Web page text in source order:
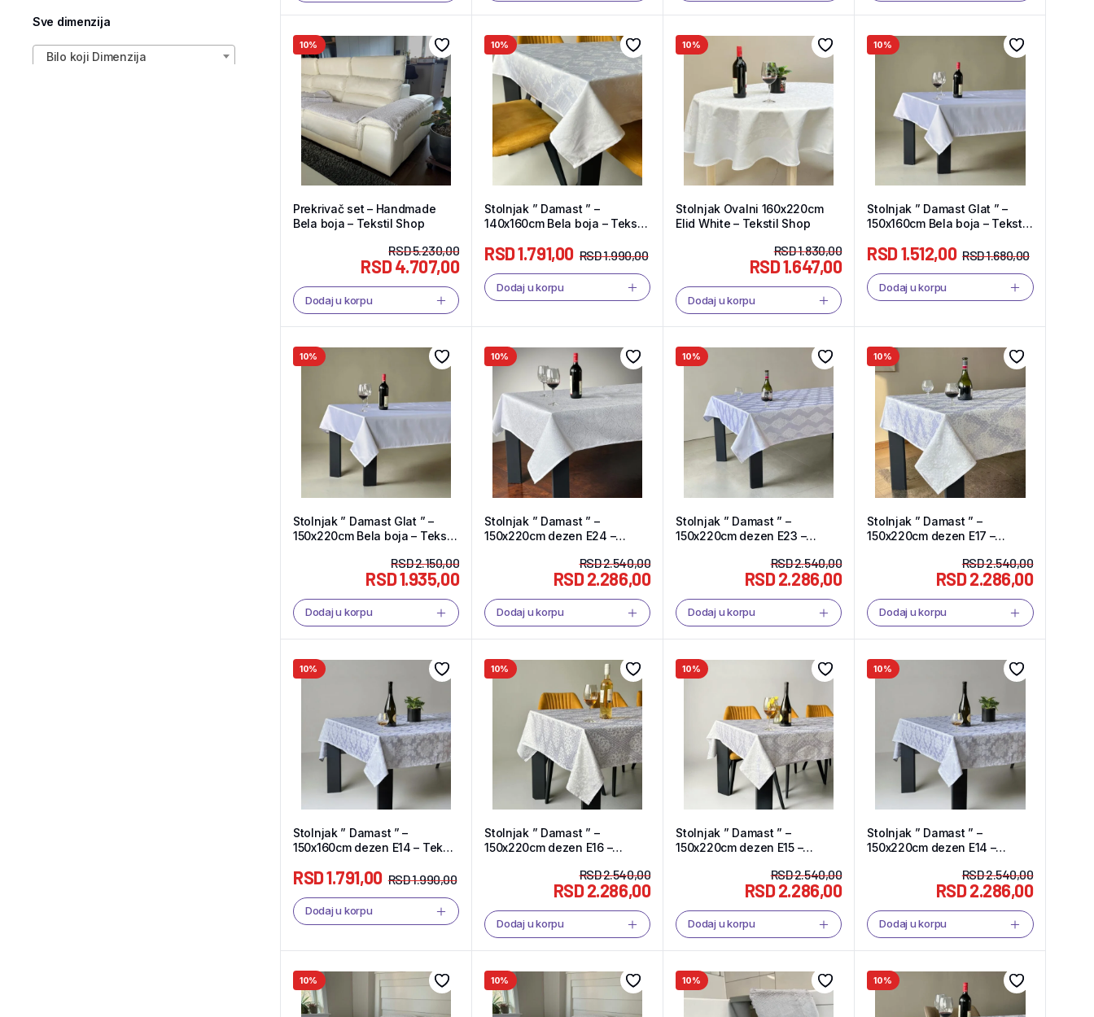
10%
Prekrivač set – Handmade
Bela boja – Tekstil Shop
RSD5.230,00
RSD4.707,00
Dodaj u korpu
10%
Stolnjak ” Damast ” –
140x160cm Bela boja – Tekstil
RSD1.990,00
RSD1.791,00
Dodaj u korpu
10%
Stolnjak Ovalni 160x220cm
Elid White – Tekstil Shop
RSD1.830,00
RSD1.647,00
Dodaj u korpu
10%
Stolnjak ” Damast Glat ” –
150x160cm Bela boja – Tekstil
RSD1.680,00
RSD1.512,00
Dodaj u korpu
10%
Stolnjak ” Damast Glat ” –
150x220cm Bela boja – Tekstil
RSD2.150,00
RSD1.935,00
Dodaj u korpu
10%
Stolnjak ” Damast ” –
150x220cm dezen E24 –
RSD2.540,00
RSD2.286,00
Dodaj u korpu
10%
Stolnjak ” Damast ” –
150x220cm dezen E23 –
RSD2.540,00
RSD2.286,00
Dodaj u korpu
10%
Stolnjak ” Damast ” –
150x220cm dezen E17 –
RSD2.540,00
RSD2.286,00
Dodaj u korpu
10%
Stolnjak ” Damast ” –
150x160cm dezen E14 – Tekstil
RSD1.990,00
RSD1.791,00
Dodaj u korpu
10%
Stolnjak ” Damast ” –
150x220cm dezen E16 –
RSD2.540,00
RSD2.286,00
Dodaj u korpu
10%
Stolnjak ” Damast ” –
150x220cm dezen E15 –
RSD2.540,00
RSD2.286,00
Dodaj u korpu
10%
Stolnjak ” Damast ” –
150x220cm dezen E14 –
RSD2.540,00
RSD2.286,00
Dodaj u korpu
10% 10% 10% 10%
Sve dimenzija
Bilo koji Dimenzija